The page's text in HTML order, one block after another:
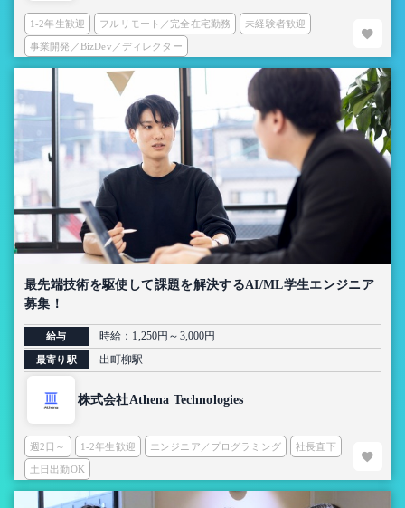
1-2年生歓迎 フルリモート／完全在宅勤務 未経験者歓迎
事業開発／BizDev／ディレクター
最先端技術を駆使して課題を解決するAI/ML学生エンジニア
募集！
給与 時給：1,250円～3,000円
最寄り駅 出町柳駅
株式会社Athena Technologies
週2日～ 1-2年生歓迎 エンジニア／プログラミング 社長直下
土日出勤OK